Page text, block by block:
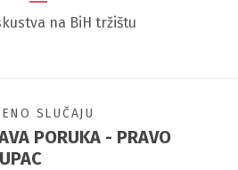
na BiH tržištu
SLUČAJU
PORUKA - PRAVO